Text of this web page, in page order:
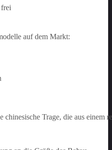
auf dem Markt:
chinesische Trage, die aus